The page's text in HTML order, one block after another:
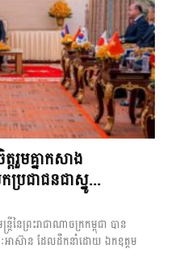
រួមគ្នាកសាង
រជាជនជាស្នូ...
ៃព្រះរាជាណាចក្រកម្ពុជា បាន
អាស៊ាន ដែលដឹកនាំដោយ ឯកឧត្តម